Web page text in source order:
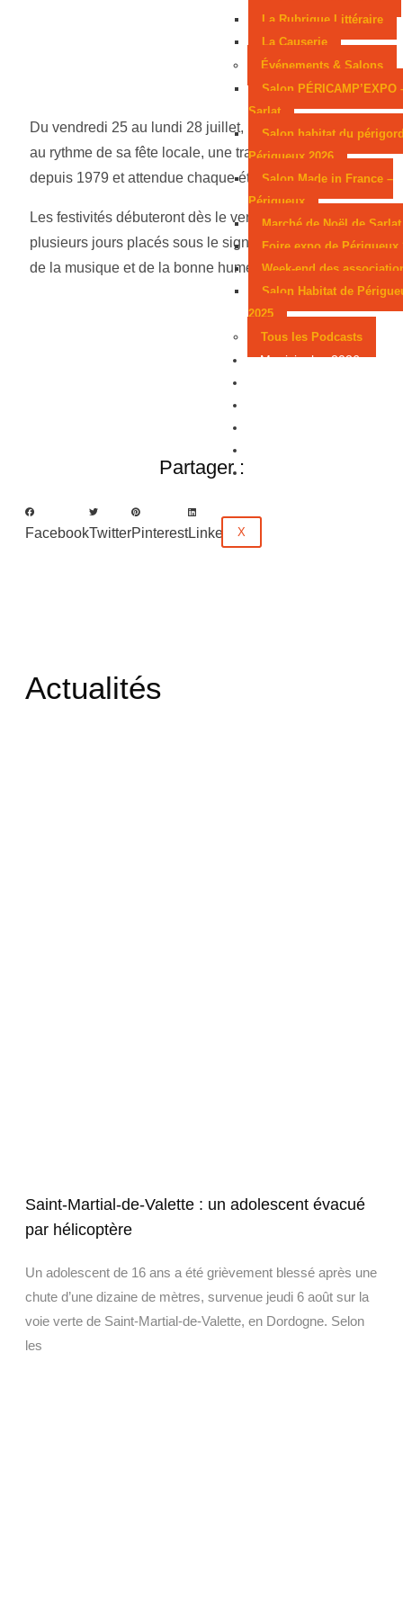
La Rubrique Littéraire
La Causerie
Événements & Salons
Salon PÉRICAMP’EXPO
Sarlat
Salon habitat du
Périgueux 2026
Salon Made in France –
Périgueux
Marché de Noël de Sarlat
Foire expo de Périgueux
Week-end des
Salon Habitat de
2025
Tous les Podcasts
Municipales 2026
X
Du vendredi 25 au lundi 28 juillet, le village va vibrer
au rythme de sa fête locale, une tradition relancée
depuis 1979 et attendue chaque été.
Les festivités débuteront dès le vendredi soir, pour
plusieurs jours placés sous le signe de la convivialité,
de la musique et de la bonne humeur.
Partager :
FacebookTwitterPinterestLinkedIn
Actualités
Saint-Martial-de-Valette : un adolescent évacué
par hélicoptère
Un adolescent de 16 ans a été grièvement blessé après une
chute d’une dizaine de mètres, survenue jeudi 6 août sur la
voie verte de Saint-Martial-de-Valette, en Dordogne. Selon
les